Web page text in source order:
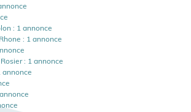
: 1 annonce
: 1 annonce
: 1 annonce
annonce